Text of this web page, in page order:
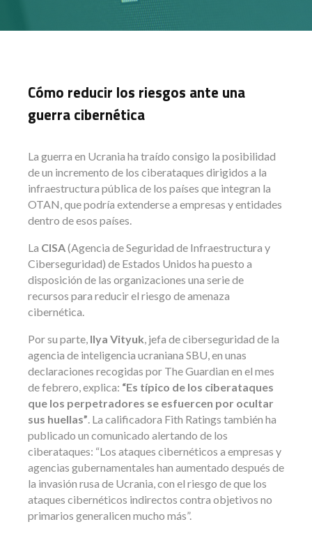
Cómo reducir los riesgos ante una
guerra cibernética
La guerra en Ucrania ha traído consigo la posibilidad
de un incremento de los ciberataques dirigidos a la
infraestructura pública de los países que integran la
OTAN, que podría extenderse a empresas y entidades
dentro de esos países.
La CISA(Agencia de Seguridad de Infraestructura y
Ciberseguridad) de Estados Unidos ha puesto a
disposición de las organizaciones una serie de
recursos para reducir el riesgo de amenaza
cibernética.
Por su parte, Ilya Vityuk, jefa de ciberseguridad de la
agencia de inteligencia ucraniana SBU, en unas
declaraciones recogidas por The Guardian en el mes
de febrero, explica: “Es típico de los ciberataques
que los perpetradores se esfuercen por ocultar
sus huellas”. La calificadora Fith Ratings también ha
publicado un comunicado alertando de los
ciberataques: “Los ataques cibernéticos a empresas y
agencias gubernamentales han aumentado después de
la invasión rusa de Ucrania, con el riesgo de que los
ataques cibernéticos indirectos contra objetivos no
primarios generalicen mucho más”.